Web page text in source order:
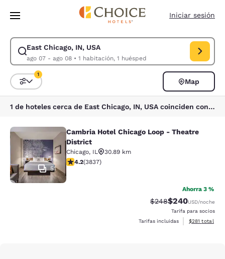
Pasar A Contenido Principal
Iniciar sesión
East Chicago, IN, USA
ago 07 - ago 08• 1 habitación, 1 huésped
Modificar la búsqueda de East Chicago, IN, USA. Fecha de check-in
Ordenar y filtrar
1
Map
1 de hoteles cerca de East Chicago, IN, USA coinciden con tus filtros
Cambria Hotel Chicago Loop -
51
Cambria Hotel Chicago Loop - Theatre
District
Chicago, IL
30.89 km
calificación de 4.21 estrellas. Excelente. 3837 reseñas
4.2(3837)
Ahorra 3 %
Precio tachado:
$248Precio con
$240USD/noche
Tarifa para socios
Tarifas incluidas
Ver detalles
$281 total